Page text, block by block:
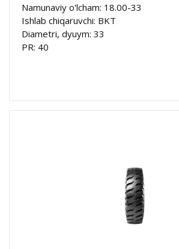
Namunaviy o'lcham: 18.00-33
Ishlab chiqaruvchi: BKT
Diametri, dyuym: 33
PR: 40